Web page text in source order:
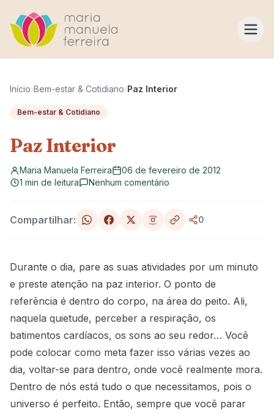
Início›Bem-estar & Cotidiano›Paz Interior
Bem-estar & Cotidiano
Paz Interior
Maria Manuela Ferreira
06 de fevereiro de 2012
1 min de leitura
Nenhum comentário
Compartilhar: 0
Durante o dia, pare as suas atividades por um minuto
e preste atenção na paz interior. O ponto de
referência é dentro do corpo, na área do peito. Ali,
naquela quietude, perceber a respiração, os
batimentos cardíacos, os sons ao seu redor… Você
pode colocar como meta fazer isso várias vezes ao
dia, voltar-se para dentro, onde você realmente mora.
Dentro de nós está tudo o que necessitamos, pois o
universo é perfeito. Então, sempre que você parar